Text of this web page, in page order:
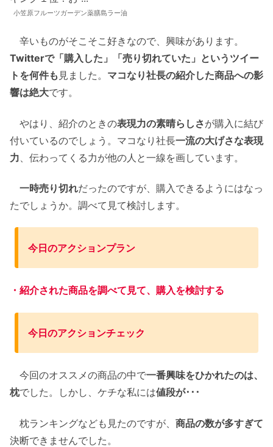
小笠原フルーツガーデン薬膳島ラー油
辛いものがそこそこ好きなので、興味があります。
Twitterで「購入した」「売り切れていた」というツイー
トを何件も 見ました。 マコなり社長の紹介した商品への影
響は絶大です。
やはり、紹介のときの表現力の素晴らしさが購入に結び
付いているのでしょう。マコなり社長一流の大げさな表現
力 、伝わってくる力が他の人と一線を画しています。
一時売り切れだったのですが、購入できるようにはなっ
たでしょうか。調べて見て検討します。
今日のアクションプラン
・紹介された商品を調べて見て、購入を検討する
今日のアクションチェック
今回のオススメの商品の中で一番興味をひかれたのは、
枕でした。しかし、ケチな私には値段が･･･
枕ランキングなども見たのですが、 商品の数が多すぎて
決断できませんでした。